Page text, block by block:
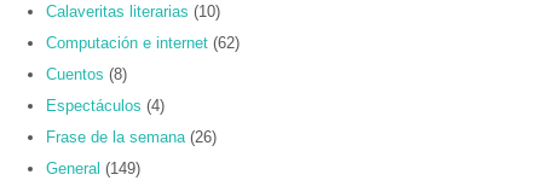
Calaveritas literarias (10)
Computación e internet (62)
Cuentos (8)
Espectáculos (4)
Frase de la semana (26)
General (149)